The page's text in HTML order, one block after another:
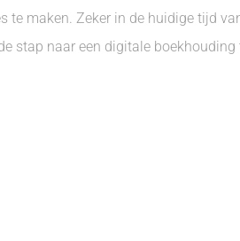
te maken. Zeker in de huidige tijd
stap naar een digitale boekhouding